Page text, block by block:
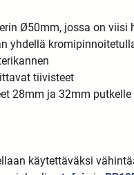
Ø50mm, jossa on viisi
yhdellä
tiivisteet
28mm ja 32mm putkelle
käytettäväksi